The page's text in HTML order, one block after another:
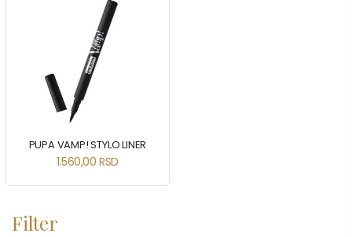
PUPA VAMP! STYLO LINER
1.560,00RSD
Filter